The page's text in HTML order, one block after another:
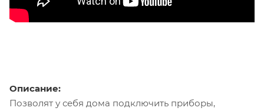
Описание:
Позволят у себя дома подключить приборы,